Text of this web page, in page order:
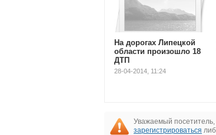
На дорогах Липецкой
области произошло 18
ДТП
28-04-2014, 11:24
Уважаемый
зарегистрироваться